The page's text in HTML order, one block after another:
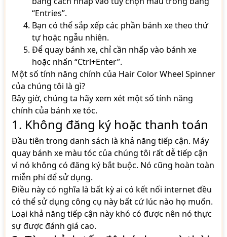
“Entries”.
Bạn có thể sắp xếp các phần bánh xe theo thứ
tự hoặc ngẫu nhiên.
Để quay bánh xe, chỉ cần nhấp vào bánh xe
hoặc nhấn “Ctrl+Enter”.
Một số tính năng chính của Hair Color Wheel Spinner
của chúng tôi là gì?
Bây giờ, chúng ta hãy xem xét một số tính năng
chính của bánh xe tóc.
1. Không đăng ký hoặc thanh toán
Đầu tiên trong danh sách là khả năng tiếp cận. Máy
quay bánh xe màu tóc của chúng tôi rất dễ tiếp cận
vì nó không có đăng ký bắt buộc. Nó cũng hoàn toàn
miễn phí để sử dụng.
Điều này có nghĩa là bất kỳ ai có kết nối internet đều
có thể sử dụng công cụ này bất cứ lúc nào họ muốn.
Loại khả năng tiếp cận này khó có được nên nó thực
sự được đánh giá cao.